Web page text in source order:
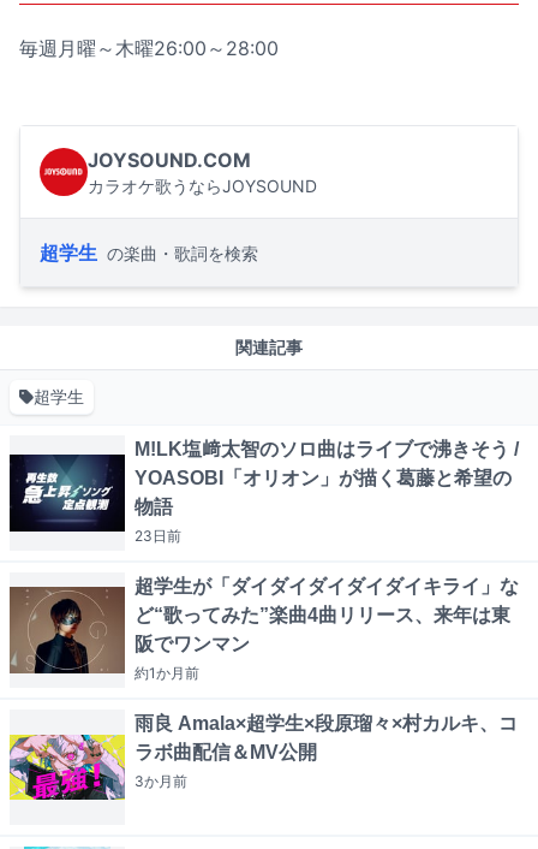
毎週月曜～木曜26:00～28:00
JOYSOUND.COM
カラオケ歌うならJOYSOUND
超学生 の楽曲・歌詞を検索
関連記事
超学生
M!LK塩﨑太智のソロ曲はライブで沸きそう /
YOASOBI「オリオン」が描く葛藤と希望の
物語
23日前
超学生が「ダイダイダイダイダイキライ」な
ど“歌ってみた”楽曲4曲リリース、来年は東
阪でワンマン
約1か月前
雨良 Amala×超学生×段原瑠々×村カルキ、コ
ラボ曲配信＆MV公開
3か月前